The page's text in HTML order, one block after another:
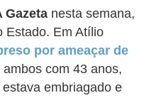
Gazeta nesta semana,
Estado. Em Atílio
por ameaçar de
ambos com 43 anos,
embriagado e